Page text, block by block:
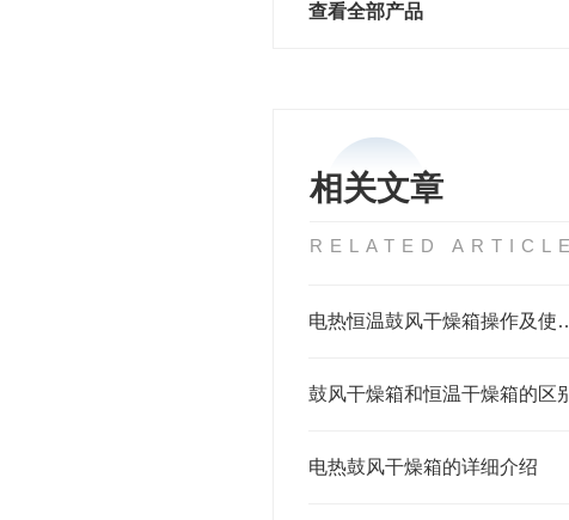
查看全部产品
相关文章
RELATED
电热恒温鼓风
鼓风干燥箱和恒温干燥箱的区
电热鼓风干燥箱的详细介绍